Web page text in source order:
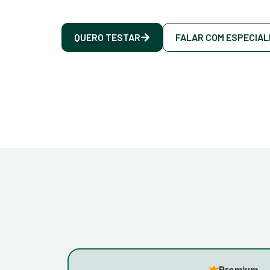
QUERO TESTAR FALAR COM